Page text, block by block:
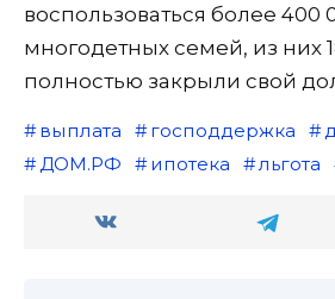
воспользоваться более 400
многодетных семей, из них
полностью закрыли свой
выплата господдержка
ДОМ.РФ
ипотека льгота